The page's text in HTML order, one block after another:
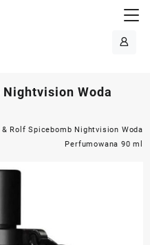
Woda
Rolf Spicebomb Nightvision Woda
Perfumowana 90 ml